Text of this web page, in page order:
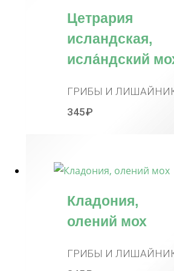
Цетрария
исландская,
исла́ндский
ГРИБЫ И
345₽
Кладония,
олений мох
ГРИБЫ И